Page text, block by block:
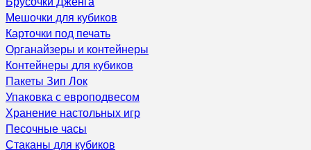
Мешочки для кубиков
Карточки под печать
Органайзеры и контейнеры
Контейнеры для кубиков
Пакеты Зип Лок
Упаковка с европодвесом
Хранение настольных игр
Песочные часы
Стаканы для кубиков